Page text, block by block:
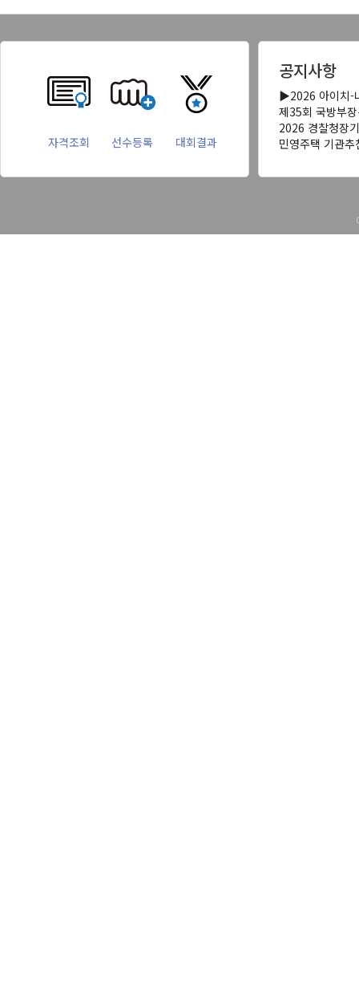
자격조회 선수등록 대회결과
공지사항
▶2026 아이치-
제35회 국방부
2026 경찰청장
민영주택 기관